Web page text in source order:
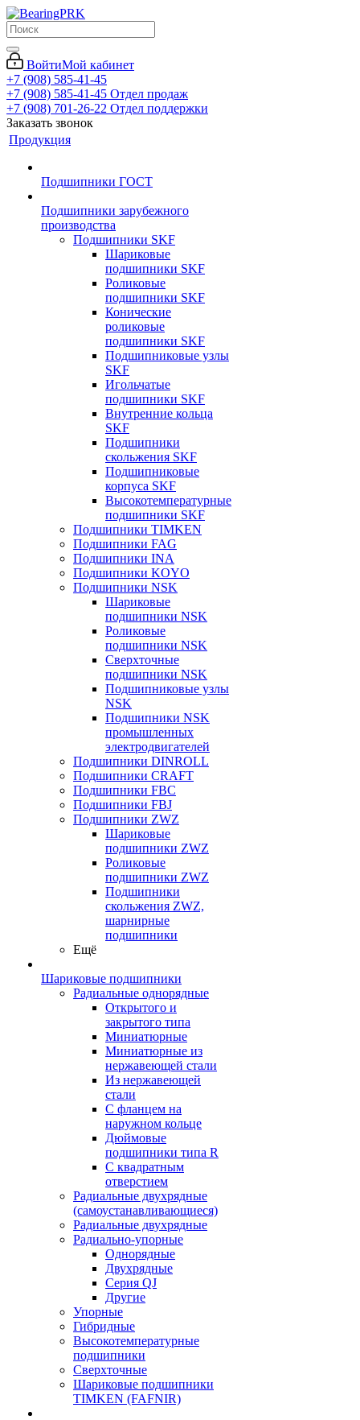
ВойтиМой кабинет
+7 (908) 585-41-45
+7 (908) 585-41-45 Отдел продаж
+7 (908) 701-26-22 Отдел поддержки
Заказать звонок
Продукция
Подшипники ГОСТ
Подшипники зарубежного
производства
Подшипники SKF
Шариковые
подшипники SKF
Роликовые
подшипники SKF
Конические
роликовые
подшипники SKF
Подшипниковые узлы
SKF
Игольчатые
подшипники SKF
Внутренние кольца
SKF
Подшипники
скольжения SKF
Подшипниковые
корпуса SKF
Высокотемпературные
подшипники SKF
Подшипники TIMKEN
Подшипники FAG
Подшипники INA
Подшипники KOYO
Подшипники NSK
Шариковые
подшипники NSK
Роликовые
подшипники NSK
Сверхточные
подшипники NSK
Подшипниковые узлы
NSK
Подшипники NSK
промышленных
электродвигателей
Подшипники DINROLL
Подшипники CRAFT
Подшипники FBC
Подшипники FBJ
Подшипники ZWZ
Шариковые
подшипники ZWZ
Роликовые
подшипники ZWZ
Подшипники
скольжения ZWZ,
шарнирные
подшипники
Ещё
Шариковые подшипники
Радиальные однорядные
Открытого и
закрытого типа
Миниатюрные
Миниатюрные из
нержавеющей стали
Из нержавеющей
стали
С фланцем на
наружном кольце
Дюймовые
подшипники типа R
С квадратным
отверстием
Радиальные двухрядные
(самоустанавливающиеся)
Радиальные двухрядные
Радиально-упорные
Однорядные
Двухрядные
Серия QJ
Другие
Упорные
Гибридные
Высокотемпературные
подшипники
Сверхточные
Шариковые подшипники
TIMKEN (FAFNIR)